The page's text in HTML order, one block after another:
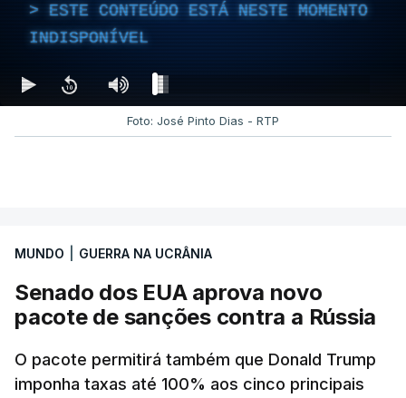
ESTE CONTEÚDO ESTÁ NESTE MOMENTO
INDISPONÍVEL
Foto: José Pinto Dias - RTP
MUNDO GUERRA NA UCRÂNIA
Senado dos EUA aprova novo
pacote de sanções contra a Rússia
O pacote permitirá também que Donald Trump
imponha taxas até 100% aos cinco principais